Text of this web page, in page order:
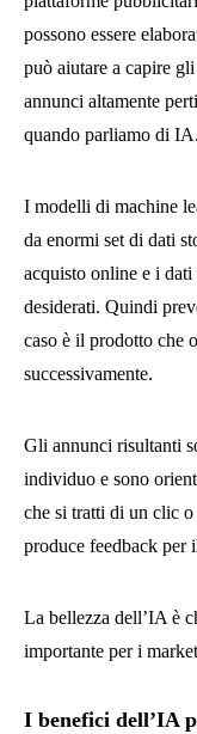
possono essere
può aiutare a capire
annunci altamente
quando parliamo di IA.
I modelli di machine
da enormi set di dati
acquisto online e i
desiderati. Quindi
caso è il prodotto che
successivamente.
Gli annunci risultanti
individuo e sono
che si tratti di un clic
produce feedback per
La bellezza dell’IA è
importante per i
I benefici dell’IA